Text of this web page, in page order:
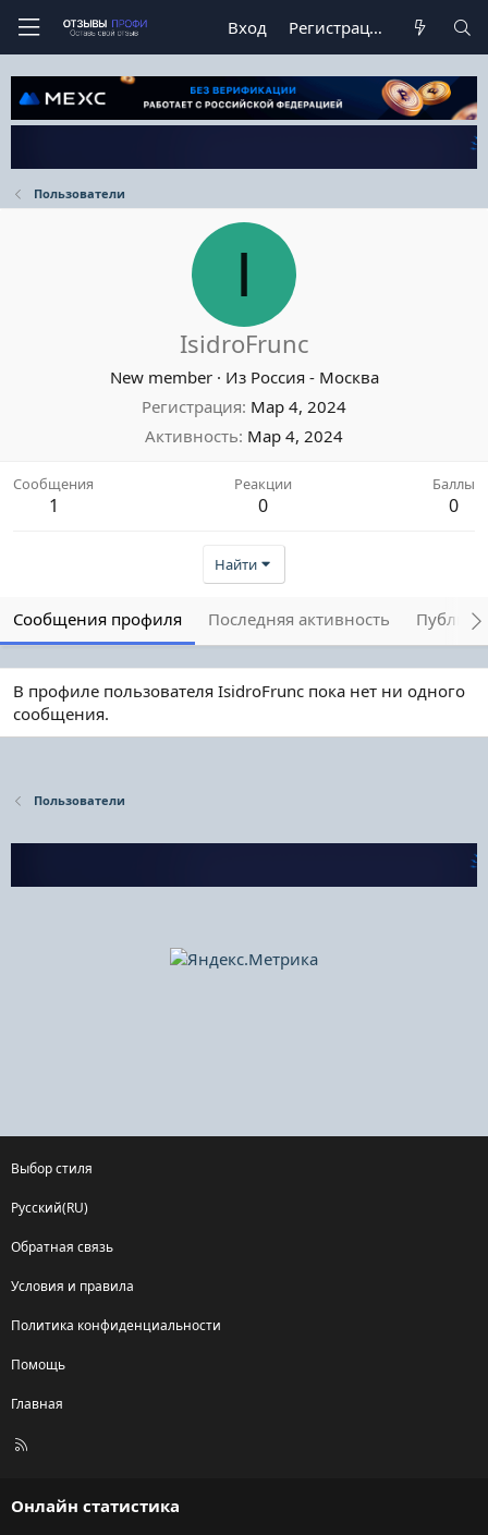
Вход Регистрация
Пользователи
I
IsidroFrunc
New member · Из Россия - Москва
Регистрация Мар 4, 2024
Активность Мар 4, 2024
Сообщения
1
Реакции
0
Баллы
0
Найти
Сообщения профиля Последняя активность
В профиле пользователя IsidroFrunc пока нет ни одного
сообщения.
Пользователи
Выбор стиля
Русский(RU)
Обратная связь
Условия и правила
Политика конфиденциальности
Помощь
Главная
R
Онлайн статистика